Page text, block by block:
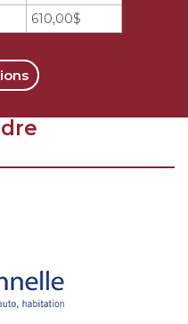
610,00$